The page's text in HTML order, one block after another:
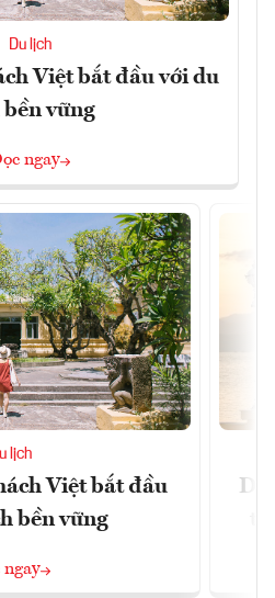
Du lịch
Việt bắt đầu với du
vững
ngay
lịch
Việt bắt đầu
bền vững
Du